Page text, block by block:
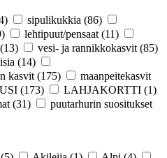
sipulikukkia (86)
lehtipuut/pensaat (11)
(13) vesi- ja rannikkokasvit (85)
(14)
kasvit (175)
maanpeitekasvit
(173) LAHJAKORTTI (1)
(31)
puutarhurin suositukset